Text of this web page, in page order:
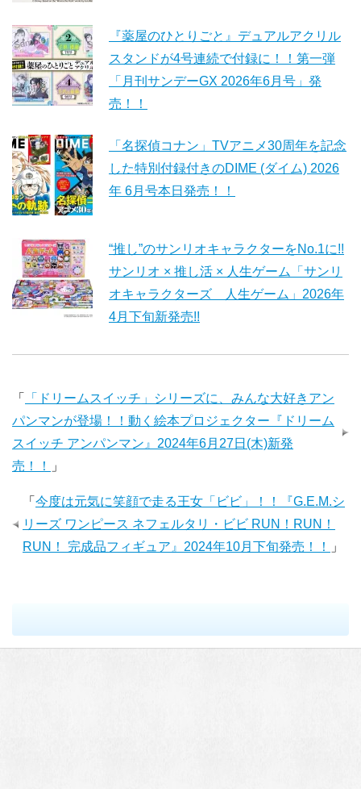
『薬屋のひとりごと』デュアルアクリル
スタンドが4号連続で付録に！！第一弾
「月刊サンデーGX 2026年6月号」発
売！！
「名探偵コナン」TVアニメ30周年を記念
した特別付録付きのDIME (ダイム) 2026
年 6月号本日発売！！
“推し”のサンリオキャラクターをNo.1に!!
サンリオ × 推し活 × 人生ゲーム「サンリ
オキャラクターズ 人生ゲーム」2026年
4月下旬新発売!!
「
「ドリームスイッチ」シリーズに、みんな大好きアン
パンマンが登場！！動く絵本プロジェクター『ドリーム
スイッチ アンパンマン』2024年6月27日(木)新発
売！！
」
「 今度は元気に笑顔で走る王女「ビビ」！！『G.E.M.シ
リーズ ワンピース ネフェルタリ・ビビ RUN！RUN！
RUN！ 完成品フィギュア』2024年10月下旬発売！！
」